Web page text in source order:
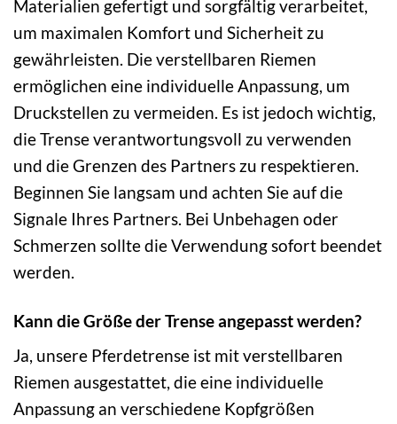
Materialien gefertigt und sorgfältig verarbeitet,
um maximalen Komfort und Sicherheit zu
gewährleisten. Die verstellbaren Riemen
ermöglichen eine individuelle Anpassung, um
Druckstellen zu vermeiden. Es ist jedoch wichtig,
die Trense verantwortungsvoll zu verwenden
und die Grenzen des Partners zu respektieren.
Beginnen Sie langsam und achten Sie auf die
Signale Ihres Partners. Bei Unbehagen oder
Schmerzen sollte die Verwendung sofort beendet
werden.
Kann die Größe der Trense angepasst werden?
Ja, unsere Pferdetrense ist mit verstellbaren
Riemen ausgestattet, die eine individuelle
Anpassung an verschiedene Kopfgrößen